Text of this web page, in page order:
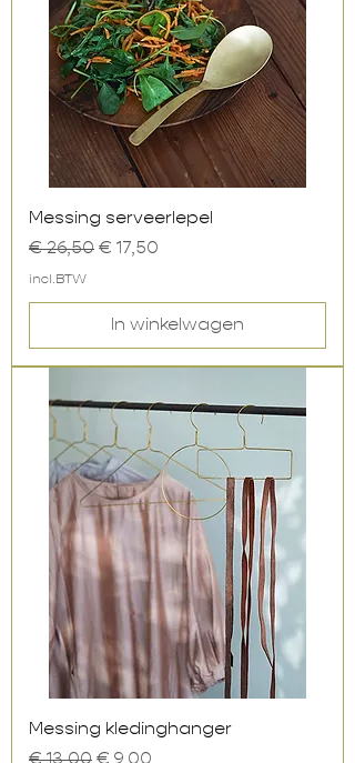
Messing serveerlepel
Normale prijs
€ 26,50 Verkoopprijs
€ 17,50
incl.BTW
In winkelwagen
Messing kledinghanger
Normale prijs
€ 13,00 Verkoopprijs
€ 9,00